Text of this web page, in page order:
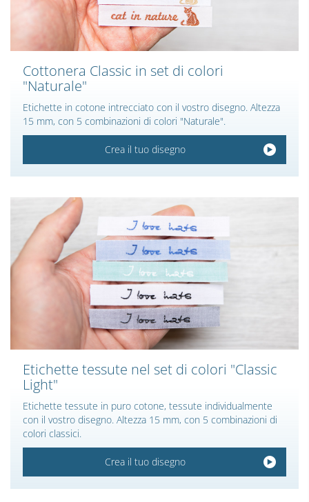
Cottonera Classic in set di colori
"Naturale"
Etichette in cotone intrecciato con il vostro disegno. Altezza
15 mm, con 5 combinazioni di colori "Naturale".
Crea il tuo disegno
Etichette tessute nel set di colori "Classic
Light"
Etichette tessute in puro cotone, tessute individualmente
con il vostro disegno. Altezza 15 mm, con 5 combinazioni di
colori classici.
Crea il tuo disegno